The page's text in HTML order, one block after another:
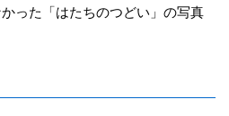
った「はたちのつどい」の写真